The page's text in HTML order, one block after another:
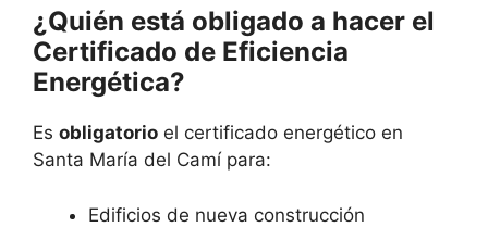
¿Quién está obligado a hacer el
Certificado de Eficiencia
Energética?
Es obligatorio el certificado energético en
Santa María del Camí para:
Edificios de nueva construcción